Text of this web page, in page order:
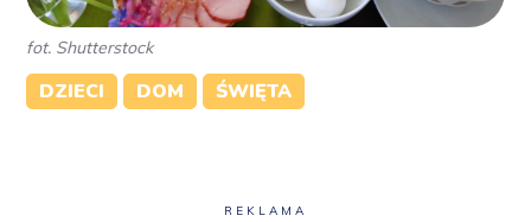
fot. Shutterstock
DZIECI DOM ŚWIĘTA
REKLAMA